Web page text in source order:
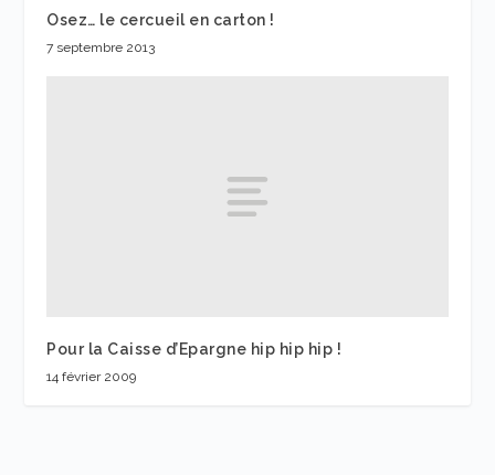
Osez… le cercueil en carton !
7 septembre 2013
Pour la Caisse d’Epargne hip hip hip !
14 février 2009